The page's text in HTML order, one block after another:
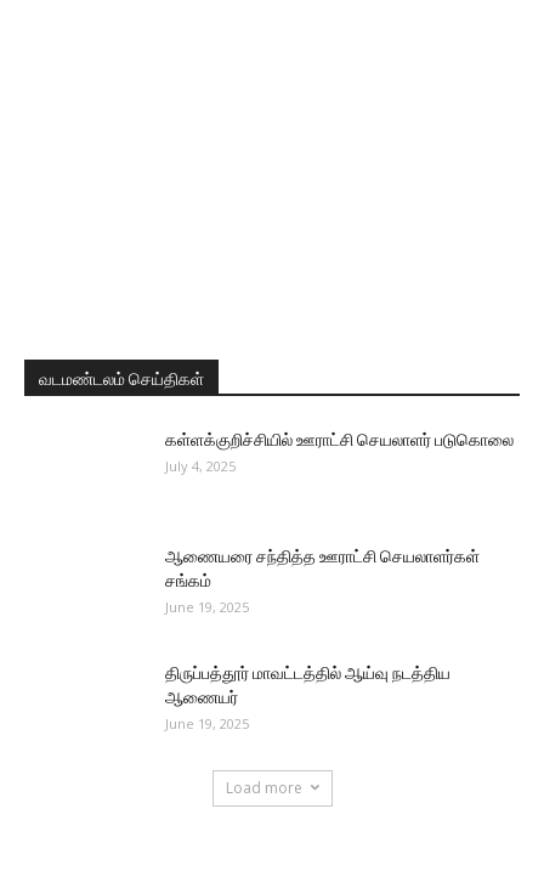
வடமண்டலம் செய்திகள்
கள்ளக்குறிச்சியில் ஊராட்சி செயலாளர் படுகொலை
July 4, 2025
ஆணையரை சந்தித்த ஊராட்சி செயலாளர்கள்
சங்கம்
June 19, 2025
திருப்பத்தூர் மாவட்டத்தில் ஆய்வு நடத்திய
ஆணையர்
June 19, 2025
Load more